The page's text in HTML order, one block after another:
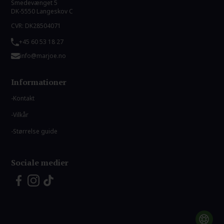
Smedevænget 5
DK-5550 Langeskov C
CVR: DK28504071
+45 60 53 18 27
info@marjoe.no
Informationer
Kontakt
Vilkår
Størrelse guide
Sociale medier